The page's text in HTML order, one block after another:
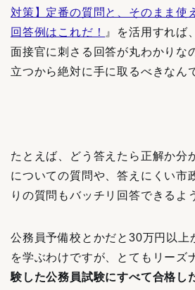
対策】定番の質問と、そのまま使
回答例はこれだ！ 』を活用すれば
面接官に刺さる回答が丸わかりな
立つから絶対に手に取るべきなん
たとえば、どう答えたら正解か分
についての質問や、答えにくい市
りの質問もバッチリ回答できるよ
公務員予備校とかだと30万円以上
を学ぶわけですが、とてもリーズ
験した公務員試験にすべて合格し